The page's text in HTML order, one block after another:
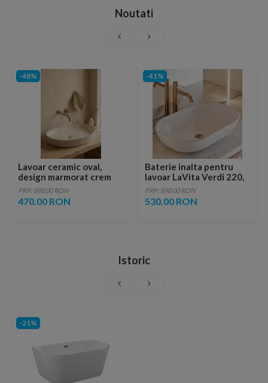
Noutati
-48%
Lavoar ceramic oval,
design marmorat crem
lucios cu vene aurii,
ventil inclus
PRP: 890.00 RON
470.00 RON
-41%
Baterie inalta pentru
lavoar LaVita Verdi 220,
fara ventil, brushed
copper
PRP: 890.00 RON
530.00 RON
Istoric
-21%